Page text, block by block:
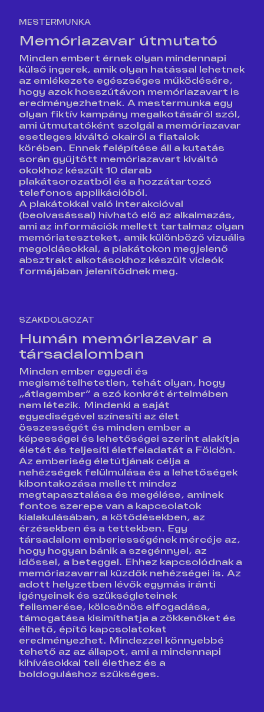
MESTERMUNKA
Memóriazavar útmutató
Minden embert érnek olyan mindennapi
külső ingerek, amik olyan hatással lehetnek
az emlékezete egészséges működésére,
hogy azok hosszútávon memóriazavart is
eredményezhetnek. A mestermunka egy
olyan fiktív kampány megalkotásáról szól,
ami útmutatóként szolgál a memóriazavar
esetleges kiváltó okairól a fiatalok
körében. Ennek felépítése áll a kutatás
során gyűjtött memóriazavart kiváltó
okokhoz készült 10 darab
plakátsorozatból és a hozzátartozó
telefonos applikációból.
A plakátokkal való interakcióval
(beolvasással) hívható elő az alkalmazás,
ami az információk mellett tartalmaz olyan
memóriateszteket, amik különböző vizuális
megoldásokkal, a plakátokon megjelenő
absztrakt alkotásokhoz készült videók
formájában jelenítődnek meg.
SZAKDOLGOZAT
Humán memóriazavar a
társadalomban
Minden ember egyedi és
megismételhetetlen, tehát olyan, hogy
„átlagember” a szó konkrét értelmében
nem létezik. Mindenki a saját
egyediségével színesíti az élet
összességét és minden ember a
képességei és lehetőségei szerint alakítja
életét és teljesíti életfeladatát a Földön.
Az emberiség életútjának célja a
nehézségek felülmúlása és a lehetőségek
kibontakozása mellett mindez
megtapasztalása és megélése, aminek
fontos szerepe van a kapcsolatok
kialakulásában, a kötődésekben, az
érzésekben és a tettekben. Egy
társadalom emberiességének mércéje az,
hogy hogyan bánik a szegénnyel, az
időssel, a beteggel. Ehhez kapcsolódnak a
memóriazavarral küzdők nehézségei is. Az
adott helyzetben lévők egymás iránti
igényeinek és szükségleteinek
felismerése, kölcsönös elfogadása,
támogatása kisimíthatja a zökkenőket és
élhető, építő kapcsolatokat
eredményezhet. Mindezzel könnyebbé
tehető az az állapot, ami a mindennapi
kihívásokkal teli élethez és a
boldoguláshoz szükséges.